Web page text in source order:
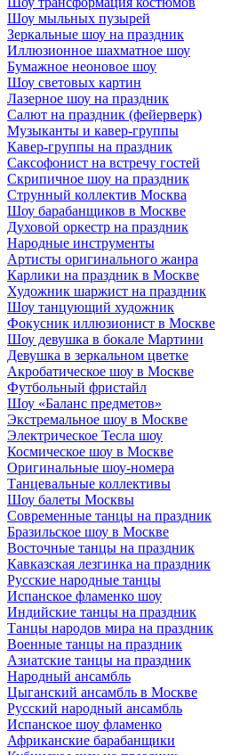
Шоу мыльных пузырей
Зеркальные шоу на праздник
Иллюзионное шахматное шоу
Бумажное неоновое шоу
Шоу световых картин
Лазерное шоу на праздник
Салют на праздник (фейерверк)
Музыканты и кавер-группы
Кавер-группы на праздник
Саксофонист на встречу гостей
Скрипичное шоу на праздник
Струнный коллектив Москва
Шоу барабанщиков в Москве
Духовой оркестр на праздник
Народные инструменты
Артисты оригинального жанра
Карлики на праздник в Москве
Художник шаржист на праздник
Шоу танцующий художник
Фокусник иллюзионист в Москве
Шоу девушка в бокале Мартини
Девушка в зеркальном цветке
Акробатическое шоу в Москве
Футбольный фристайл
Шоу «Баланс предметов»
Экстремальное шоу в Москве
Электрическое Тесла шоу
Космическое шоу в Москве
Оригинальные шоу-номера
Танцевальные коллективы
Шоу балеты Москвы
Современные танцы на праздник
Бразильское шоу в Москве
Восточные танцы на праздник
Кавказская лезгинка на праздник
Русские народные танцы
Испанское фламенко шоу
Индийские танцы на праздник
Танцы народов мира на праздник
Военные танцы на праздник
Азиатские танцы на праздник
Народный ансамбль
Цыганский ансамбль в Москве
Русский народный ансамбль
Испанское шоу фламенко
Африканские барабанщики